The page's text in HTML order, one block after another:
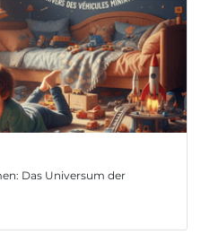
Das Universum der